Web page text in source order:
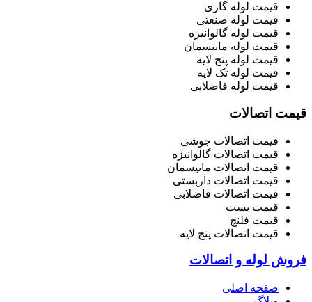
قیمت لوله گازی
قیمت لوله صنعتی
قیمت لوله گالوانیزه
قیمت لوله مانیسمان
قیمت لوله پنج لایه
قیمت لوله تک لایه
قیمت لوله فاضلابی
قیمت اتصالات
قیمت اتصالات جوشی
قیمت اتصالات گالوانیزه
قیمت اتصالات مانیسمان
قیمت اتصالات داربستی
قیمت اتصالات فاضلابی
قیمت بست
قیمت فلنچ
قیمت اتصالات پنج لایه
فروش لوله و اتصالات
صفحه اصلی